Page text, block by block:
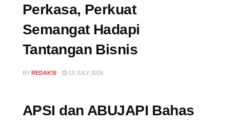
Perkasa, Perkuat
Semangat Hadapi
Tantangan Bisnis
BY REDAKSI 13 JULY 2026
APSI dan ABUJAPI Bahas